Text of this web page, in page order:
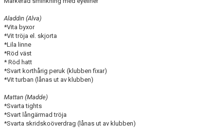
VÅRA TÄVLINGAR
LÄGER
KONTAKT
MÄRKEN TÄVLINGSTEST TRÄNINGSGUIDE
Aladdin (Alva)
*Vita byxor
*Vit tröja el. skjorta
*Lila linne
*Röd väst
* Röd hatt
*Svart korthårig peruk (klubben fixar)
*Vit turban (lånas ut av klubben)
Mattan (Madde)
*Svarta tights
*Svart långärmad tröja
*Svarta skridskoöverdrag (lånas ut av klubben)